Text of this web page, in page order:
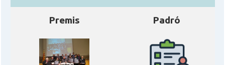
Premis Padró